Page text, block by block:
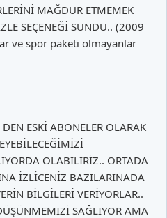
MAĞDUR ETMEMEK
SEÇENEĞİ SUNDU.. (2009
ve spor paketi olmayanlar
ESKİ ABONELER OLARAK
OLABİLİRİZ.. ORTADA
İZLİCENİZ BAZILARINADA
BİLGİLERİ VERİYORLAR..
SAĞLIYOR AMA